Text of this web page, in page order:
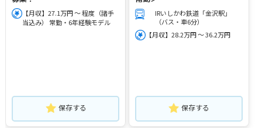
【月収】27.1万円 ～ 程度（諸手
当込み） 常勤・6年経験モデル
保存する
IRいしかわ鉄道「金沢駅」
（バス・車6分）
【月収】28.2万円 ～ 36.2万円
保存する